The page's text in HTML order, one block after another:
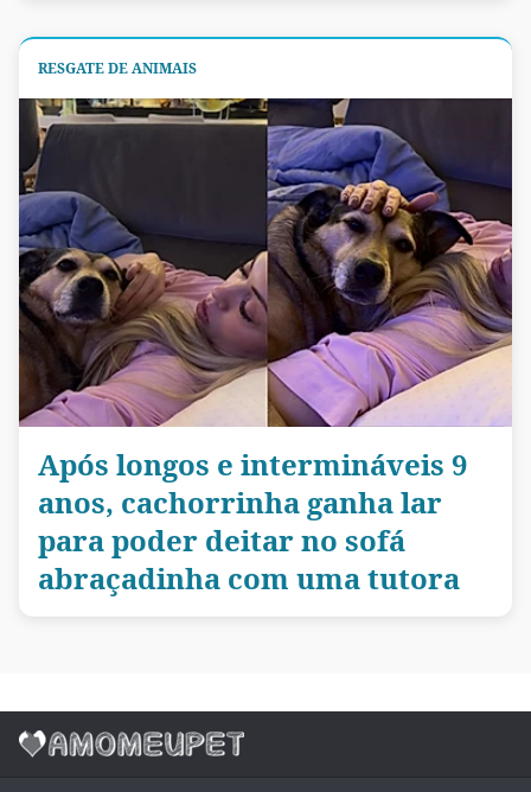
RESGATE DE ANIMAIS
Após longos e intermináveis 9
anos, cachorrinha ganha lar
para poder deitar no sofá
abraçadinha com uma tutora